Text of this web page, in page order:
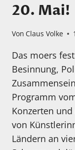
20. Mai!
Von Claus Volke
Das moers
Besinnung,
Programm
Konzerten
von
Ländern an